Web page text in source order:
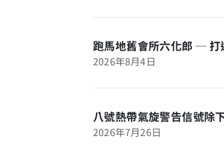
跑馬地舊會所六化郎 ─ 打
2026年8月4日
八號熱帶氣旋警告信號除
2026年7月26日